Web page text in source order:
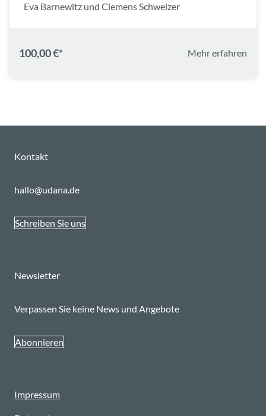
Eva Barnewitz und Clemens Schweizer
100,00 €* Mehr erfahren
Impressum
Kontakt
hallo@udana.de
Schreiben Sie uns
Newsletter
Verpassen Sie keine News und Angebote
Abonnieren